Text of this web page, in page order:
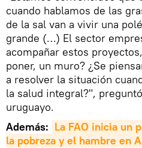
cuando hablamos de las
de la sal van a vivir una
grande (…) El sector
acompañar estos
poner, un muro? ¿Se
a resolver la situación
la salud integral?",
uruguayo.
Además: La FAO inicia un
la pobreza y el hambre en